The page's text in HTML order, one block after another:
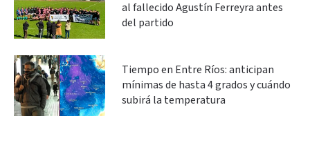
al fallecido Agustín Ferreyra antes
del partido
Tiempo en Entre Ríos: anticipan
mínimas de hasta 4 grados y cuándo
subirá la temperatura